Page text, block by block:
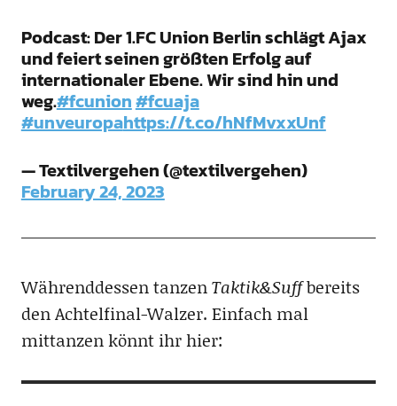
Podcast: Der 1.FC Union Berlin schlägt Ajax
und feiert seinen größten Erfolg auf
internationaler Ebene. Wir sind hin und
weg.#fcunion#fcuaja
#unveuropahttps://t.co/hNfMvxxUnf
— Textilvergehen (@textilvergehen)
February 24, 2023
Währenddessen tanzenTaktik&Suffbereits
den Achtelfinal-Walzer. Einfach mal
mittanzen könnt ihr hier: